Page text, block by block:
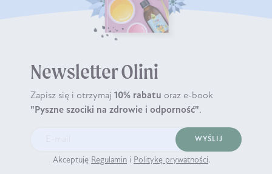
Newsletter Olini
Zapisz się i otrzymaj 10% rabatu oraz e-book
"Pyszne szociki na zdrowie i odporność".
WYŚLIJ
Akceptuję Regulamin i Politykę prywatności.